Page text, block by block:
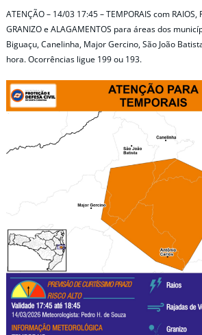
ATENÇÃO – 14/03 17:45 – TEMPORAIS com RAIOS,
GRANIZO e ALAGAMENTOS para áreas dos
Biguaçu, Canelinha, Major Gercino, São João
hora. Ocorrências ligue 199 ou 193.